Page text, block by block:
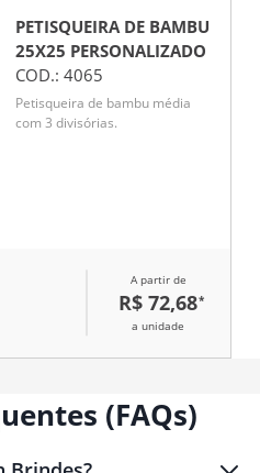
PETISQUEIRA DE BAMBU
25X25 PERSONALIZADO
COD.: 4065
Petisqueira de bambu média
com 3 divisórias.
A partir de
R$ 72,68*
a unidade
(FAQs)